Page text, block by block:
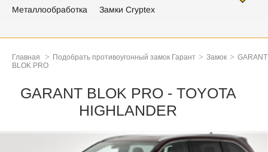
Металлообработка
Замки Cryptex
Главная > Подобрать противоугонный замок Гарант > Замок > GARANT
BLOK PRO
GARANT BLOK PRO - TOYOTA
HIGHLANDER